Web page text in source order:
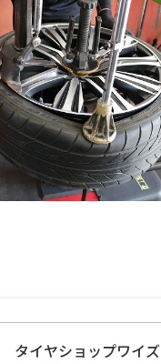
タイヤショップワイズ